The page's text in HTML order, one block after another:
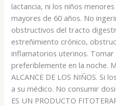
lactancia, ni los niños
mayores de 60 años. No
obstructivos del tracto
estreñimiento crónico,
inflamatorios uterinos.
preferiblemente en la noche.
ALCANCE DE LOS NIÑOS. Si
a su médico. No consumir
ES UN PRODUCTO